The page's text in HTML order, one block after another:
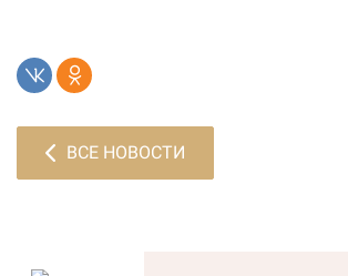
ВСЕ НОВОСТИ